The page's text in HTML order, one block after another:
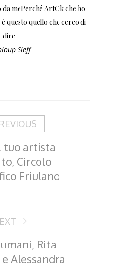
mePerché ArtOk che ho
questo quello che cerco di
dire.
Sieff
tuo artista
Circolo
Friulano
Rita
Alessandra